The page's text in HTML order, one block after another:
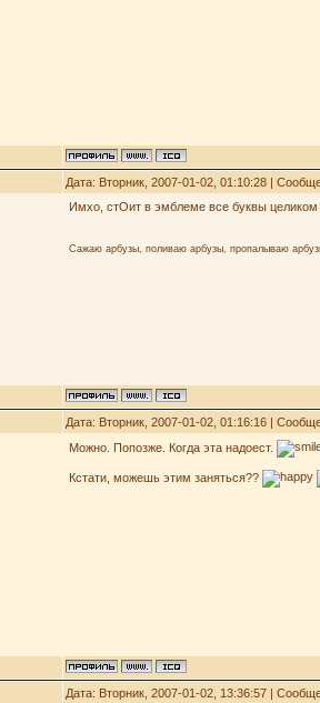
Дата: Вторник, 2007-01-02, 01:10:28 |
Имхо, стОит в эмблеме все буквы целиком
Сажаю арбузы, поливаю арбузы, пропалываю
Дата: Вторник, 2007-01-02, 01:16:16 |
Можно. Попозже. Когда эта надоест.
Кстати, можешь этим заняться??
Дата: Вторник, 2007-01-02, 13:36:57 |